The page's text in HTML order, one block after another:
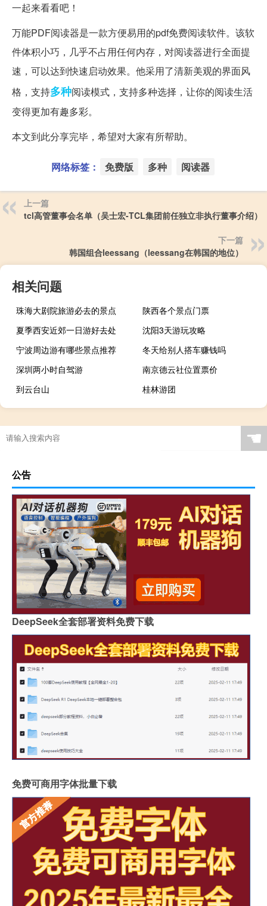
一起来看看吧！
万能PDF阅读器是一款方便易用的pdf免费阅读软件。该软
件体积小巧，几乎不占用任何内存，对阅读器进行全面提
速，可以达到快速启动效果。他采用了清新美观的界面风
格，支持多种阅读模式，支持多种选择，让你的阅读生活
变得更加有趣多彩。
本文到此分享完毕，希望对大家有所帮助。
网络标签： 免费版 多种 阅读器
上一篇
tcl高管董事会名单（吴士宏-TCL集团前任独立非执行董事介绍）
下一篇
韩国组合leessang（leessang在韩国的地位）
相关问题
珠海大剧院旅游必去的景点
陕西各个景点门票
夏季西安近郊一日游好去处
沈阳3天游玩攻略
宁波周边游有哪些景点推荐
冬天给别人搭车赚钱吗
深圳两小时自驾游
南京德云社位置票价
到云台山
桂林游团
☚
公告
DeepSeek全套部署资料免费下载
免费可商用字体批量下载